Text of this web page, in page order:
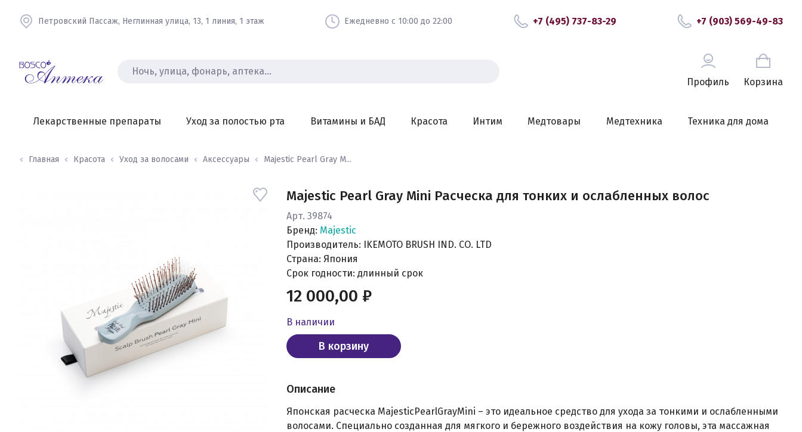
Петровский Пассаж, Неглинная улица, 13, 1 линия, 1 этаж Ежедневно с 10:00 до 22:00 +7 (495) 737-83-29 +7 (903) 569-49-83
Профиль Корзина
Лекарственные препараты Уход за полостью рта Витамины и БАД Красота Интим Медтовары Медтехника Техника для дома
Главная Красота Уход за волосами Аксессуары Majestic Pearl Gray M...
Majestic Pearl Gray Mini Расческа для тонких и ослабленных волос
Арт. 39874
Бренд: Majestic
Производитель: IKEMOTO BRUSH IND. CO. LTD
Страна: Япония
Срок годности: длинный срок
12 000,00 ₽
В наличии
В корзину
Описание
Японская расческа MajesticPearlGrayMini – это идеальное средство для ухода за тонкими и ослабленными
волосами. Специально созданная для мягкого и бережного воздействия на кожу головы, эта массажная